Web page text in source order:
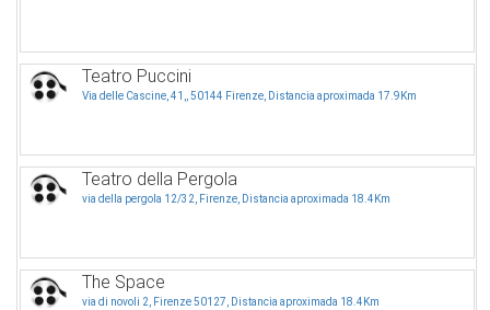
Teatro Puccini
Via delle Cascine, 41,, 50144 Firenze, Distancia aproximada 17.9Km
Teatro della Pergola
via della pergola 12/32, Firenze, Distancia aproximada 18.4Km
The Space
via di novoli 2, Firenze 50127, Distancia aproximada 18.4Km